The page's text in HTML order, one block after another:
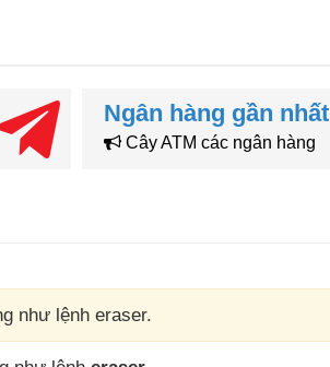
Ngân hàng gần nhất
Cây ATM các ngân hàng
như lệnh eraser.